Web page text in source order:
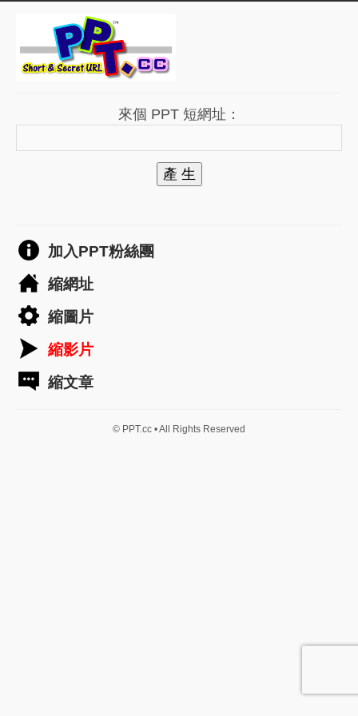
來個 PPT 短網址：
產 生
加入PPT粉絲團
縮網址
縮圖片
縮影片
縮文章
© PPT.cc • All Rights Reserved